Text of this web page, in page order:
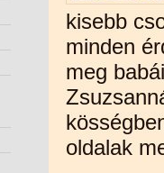
kisebb
minden
meg
oldalak